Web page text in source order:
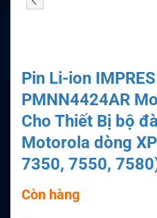
Pin Li-ion
PMNN4424AR
Cho Thiết Bị bộ
Motorola dòng
7350, 7550,
Còn hàng